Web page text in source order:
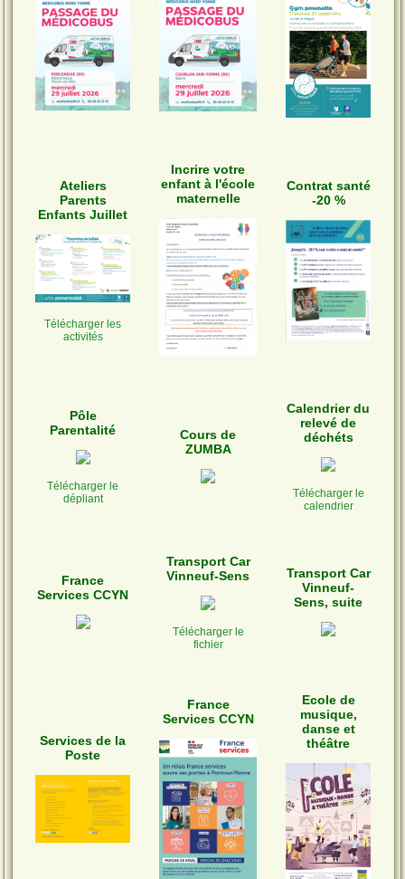
Ateliers
Parents
Enfants Juillet
Télécharger les
activités
Incrire votre
enfant à l'école
maternelle
Contrat santé
-20 %
Pôle
Parentalité
Télécharger le
dépliant
Cours de
ZUMBA
Calendrier du
relevé de
déchéts
Télécharger le
calendrier
France
Services CCYN
Transport Car
Vinneuf-Sens
Télécharger le
fichier
Transport Car
Vinneuf-
Sens, suite
Services de la
Poste
France
Services CCYN
Ecole de
musique,
danse et
théâtre